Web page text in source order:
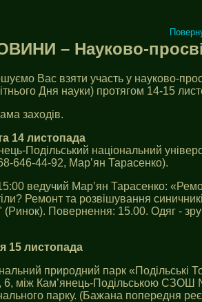
– Науково-
Вас взяти участь у науково-
Дня науки) протягом 14-15
заходів.
14 листопада
Подільський національний
646-44-92, Мар’ян Тарасенко).
ведучий Мар’ян Тарасенко:
Ремонт та розвішування
(Ринок). Повернення: 15.00. Одяг -
15 листопада
природний парк «Подільські
6, між Кам’янець-Подільською СЗОШ
парку. (Бажана попередня